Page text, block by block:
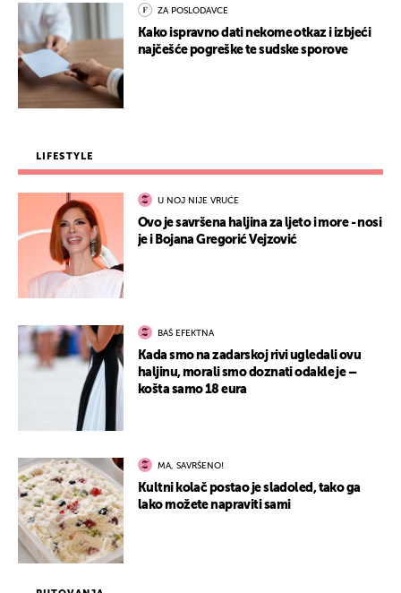
ZA POSLODAVCE
Kako ispravno dati nekome otkaz i izbjeći
najčešće pogreške te sudske sporove
LIFESTYLE
U NOJ NIJE VRUĆE
Ovo je savršena haljina za ljeto i more - nosi
je i Bojana Gregorić Vejzović
BAŠ EFEKTNA
Kada smo na zadarskoj rivi ugledali ovu
haljinu, morali smo doznati odakle je –
košta samo 18 eura
MA, SAVRŠENO!
Kultni kolač postao je sladoled, tako ga
lako možete napraviti sami